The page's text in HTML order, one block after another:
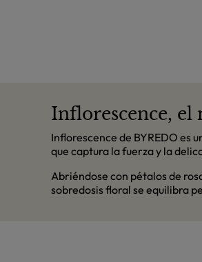
Inflorescence,
Inflorescence de BYREDO es
que captura la fuerza y la
Abriéndose con pétalos de
sobredosis floral se equilibra